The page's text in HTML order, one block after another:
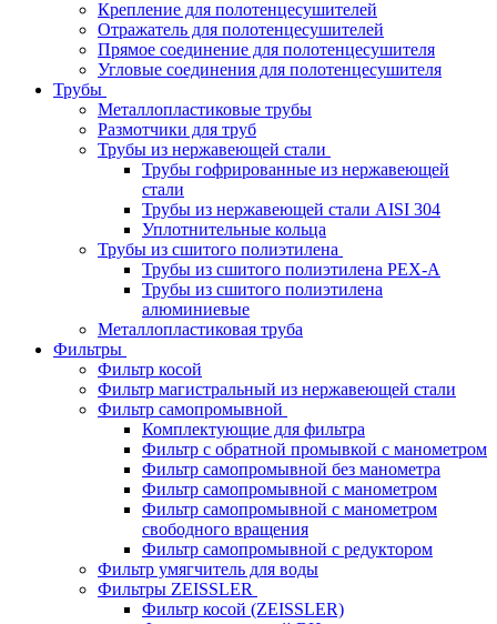
Крепление для полотенцесушителей
Отражатель для полотенцесушителей
Прямое соединение для полотенцесушителя
Угловые соединения для полотенцесушителя
Трубы
Металлопластиковые трубы
Размотчики для труб
Трубы из нержавеющей стали
Трубы гофрированные из нержавеющей
стали
Трубы из нержавеющей стали AISI 304
Уплотнительные кольца
Трубы из сшитого полиэтилена
Трубы из сшитого полиэтилена PEX-A
Трубы из сшитого полиэтилена
алюминиевые
Металлопластиковая труба
Фильтры
Фильтр косой
Фильтр магистральный из нержавеющей стали
Фильтр самопромывной
Комплектующие для фильтра
Фильтр с обратной промывкой c манометром
Фильтр самопромывной без манометра
Фильтр самопромывной с манометром
Фильтр самопромывной с манометром
свободного вращения
Фильтр самопромывной с редуктором
Фильтр умягчитель для воды
Фильтры ZEISSLER
Фильтр косой (ZEISSLER)